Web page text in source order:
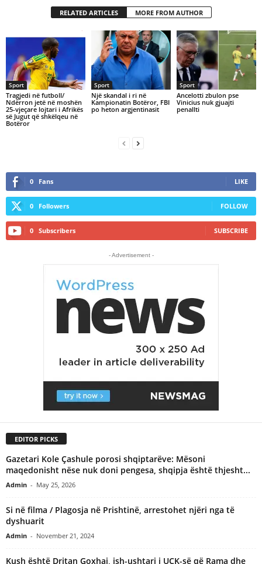
RELATED ARTICLES MORE FROM AUTHOR
Sport
Tragjedi në futboll/
Ndërron jetë në moshën
25-vjeçare lojtari i Afrikës
së Jugut që shkëlqeu në
Botëror
Sport
Një skandal i ri në
Kampionatin Botëror, FBI
po heton argjentinasit
Sport
Ancelotti zbulon pse
Vinicius nuk gjuajti
penallti
0 Fans LIKE
0 Followers FOLLOW
0 Subscribers SUBSCRIBE
- Advertisement -
EDITOR PICKS
Gazetari Kole Çashule porosi shqiptarëve: Mësoni
maqedonisht nëse nuk doni pengesa, shqipja është thjesht...
Admin - May 25, 2026
Si në filma / Plagosja në Prishtinë, arrestohet njëri nga të
dyshuarit
Admin - November 21, 2024
Kush është Dritan Goxhaj, ish-ushtari i UÇK-së që Rama dhe